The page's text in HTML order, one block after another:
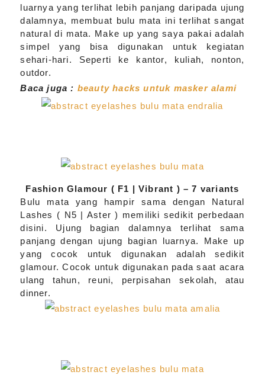
luarnya yang terlihat lebih panjang daripada ujung
dalamnya, membuat bulu mata ini terlihat sangat
natural di mata. Make up yang saya pakai adalah
simpel yang bisa digunakan untuk kegiatan
sehari-hari. Seperti ke kantor, kuliah, nonton,
outdor.
Baca juga : beauty hacks untuk masker alami
Fashion Glamour ( F1 | Vibrant ) – 7 variants
Bulu mata yang hampir sama dengan Natural
Lashes ( N5 | Aster ) memiliki sedikit perbedaan
disini. Ujung bagian dalamnya terlihat sama
panjang dengan ujung bagian luarnya. Make up
yang cocok untuk digunakan adalah sedikit
glamour. Cocok untuk digunakan pada saat acara
ulang tahun, reuni, perpisahan sekolah, atau
dinner.